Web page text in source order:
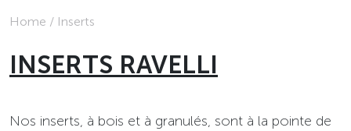
Home / Inserts
INSERTS RAVELLI
Nos inserts, à bois et à granulés, sont à la pointe de